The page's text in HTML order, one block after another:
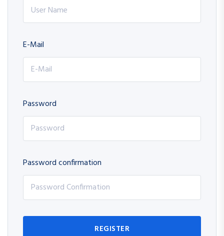
E-Mail
Password
Password confirmation
REGISTER